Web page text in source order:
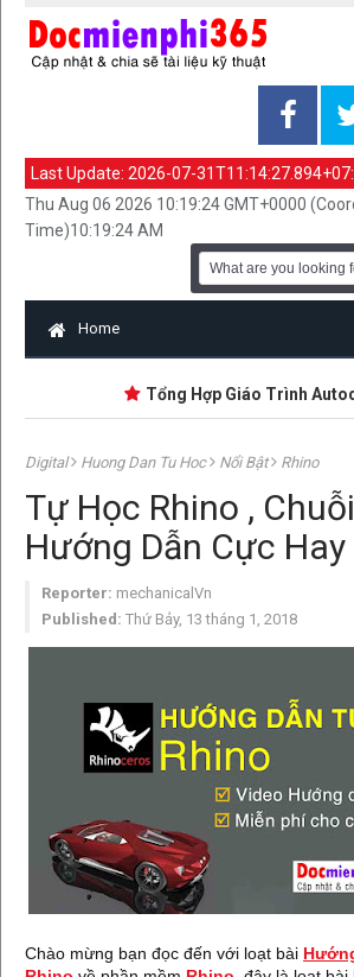
Last Update: 2026-07-
Thu Aug 06 2026 10:19:24 GMT+0000
Time)10:19:24 AM
Home
Tổng Hợp Giáo Trình
Digital Huong Dan Tu Hoc Nổi Bật Rhino
Tự Học Rhino ,
Hướng Dẫn Cực Hay
Reporter: mechanicalVn
Published: Thứ Bảy, 13 tháng 1, 2018
Chào mừng bạn đọc đến với loạt bài